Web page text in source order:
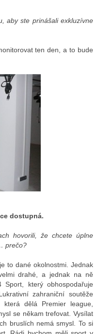
aby ste prinášali exkluzívne
ten den, a to bude
dostupná.
hovorili, že chcete úplne
prečo?
to dané okolnostmi. Jednak
drahé, a jednak na ně
Sport, který obhospodařuje
zahraniční soutěže
dělá Premier league,
se někam trefovat. Vysílat
bruslích nemá smysl. To si